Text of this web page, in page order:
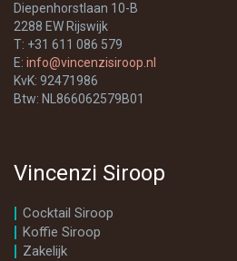
Diepenhorstlaan 10-B
2288 EW Rijswijk
T: +31 611 086 579
E: info@vincenzisiroop.nl
KvK: 92471986
Btw: NL866062579B01
Vincenzi Siroop
Cocktail Siroop
Koffie Siroop
Zakelijk